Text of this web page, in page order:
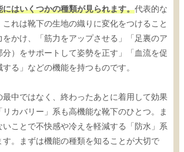
にはいくつかの種類が見られます。代表的な
これは靴下の生地の織りに変化をつけること
をかけ、「筋力をアップさせる」「足裏のア
分）をサポートして姿勢を正す」「血流を促
る」などの機能を持つものです。
最中ではなく、終わったあとに着用して効果
カバリー」系も高機能な靴下のひとつ。ま
いことで不快感や冷えを軽減する「防水」系
す。まずは機能の種類を知ることが大切で